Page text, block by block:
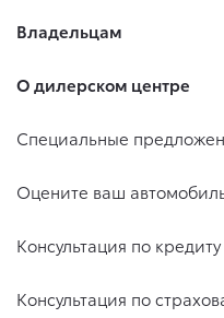
Владельцам
О дилерском центре
Специальные
Оцените ваш
Консультация по кредиту
Консультация по